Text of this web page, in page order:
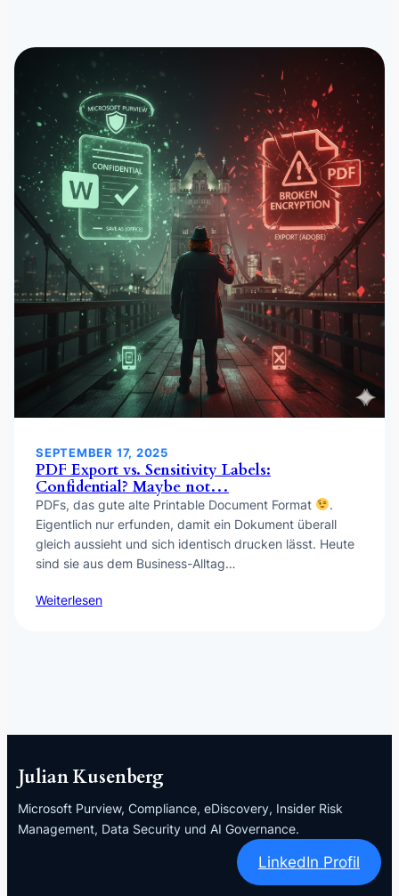
SEPTEMBER 17, 2025
PDF Export vs. Sensitivity Labels:
Confidential? Maybe not…
PDFs, das gute alte Printable Document Format
.
Eigentlich nur erfunden, damit ein Dokument überall
gleich aussieht und sich identisch drucken lässt. Heute
sind sie aus dem Business-Alltag…
Weiterlesen
Julian Kusenberg
Microsoft Purview, Compliance, eDiscovery, Insider Risk
Management, Data Security und AI Governance.
LinkedIn Profil